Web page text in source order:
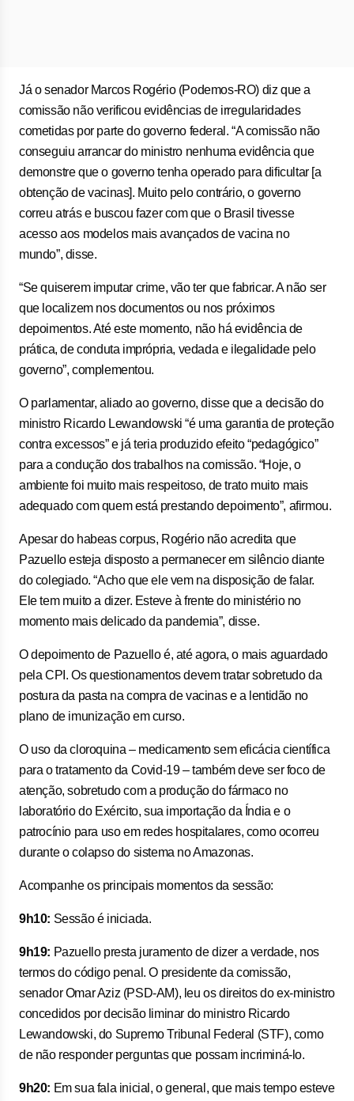
Já o senador Marcos Rogério (Podemos-RO) diz que a
comissão não verificou evidências de irregularidades
cometidas por parte do governo federal. “A comissão não
conseguiu arrancar do ministro nenhuma evidência que
demonstre que o governo tenha operado para dificultar [a
obtenção de vacinas]. Muito pelo contrário, o governo
correu atrás e buscou fazer com que o Brasil tivesse
acesso aos modelos mais avançados de vacina no
mundo”, disse.
“Se quiserem imputar crime, vão ter que fabricar. A não ser
que localizem nos documentos ou nos próximos
depoimentos. Até este momento, não há evidência de
prática, de conduta imprópria, vedada e ilegalidade pelo
governo”, complementou.
O parlamentar, aliado ao governo, disse que a decisão do
ministro Ricardo Lewandowski “é uma garantia de proteção
contra excessos” e já teria produzido efeito “pedagógico”
para a condução dos trabalhos na comissão. “Hoje, o
ambiente foi muito mais respeitoso, de trato muito mais
adequado com quem está prestando depoimento”, afirmou.
Apesar do habeas corpus, Rogério não acredita que
Pazuello esteja disposto a permanecer em silêncio diante
do colegiado. “Acho que ele vem na disposição de falar.
Ele tem muito a dizer. Esteve à frente do ministério no
momento mais delicado da pandemia”, disse.
O depoimento de Pazuello é, até agora, o mais aguardado
pela CPI. Os questionamentos devem tratar sobretudo da
postura da pasta na compra de vacinas e a lentidão no
plano de imunização em curso.
O uso da cloroquina – medicamento sem eficácia científica
para o tratamento da Covid-19 – também deve ser foco de
atenção, sobretudo com a produção do fármaco no
laboratório do Exército, sua importação da Índia e o
patrocínio para uso em redes hospitalares, como ocorreu
durante o colapso do sistema no Amazonas.
Acompanhe os principais momentos da sessão:
9h10: Sessão é iniciada.
9h19: Pazuello presta juramento de dizer a verdade, nos
termos do código penal. O presidente da comissão,
senador Omar Aziz (PSD-AM), leu os direitos do ex-ministro
concedidos por decisão liminar do ministro Ricardo
Lewandowski, do Supremo Tribunal Federal (STF), como
de não responder perguntas que possam incriminá-lo.
9h20: Em sua fala inicial, o general, que mais tempo esteve